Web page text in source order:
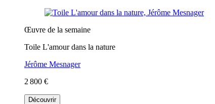
Œuvre de la semaine
Toile L'amour dans la nature
Jérôme Mesnager
2 800 €
Découvrir